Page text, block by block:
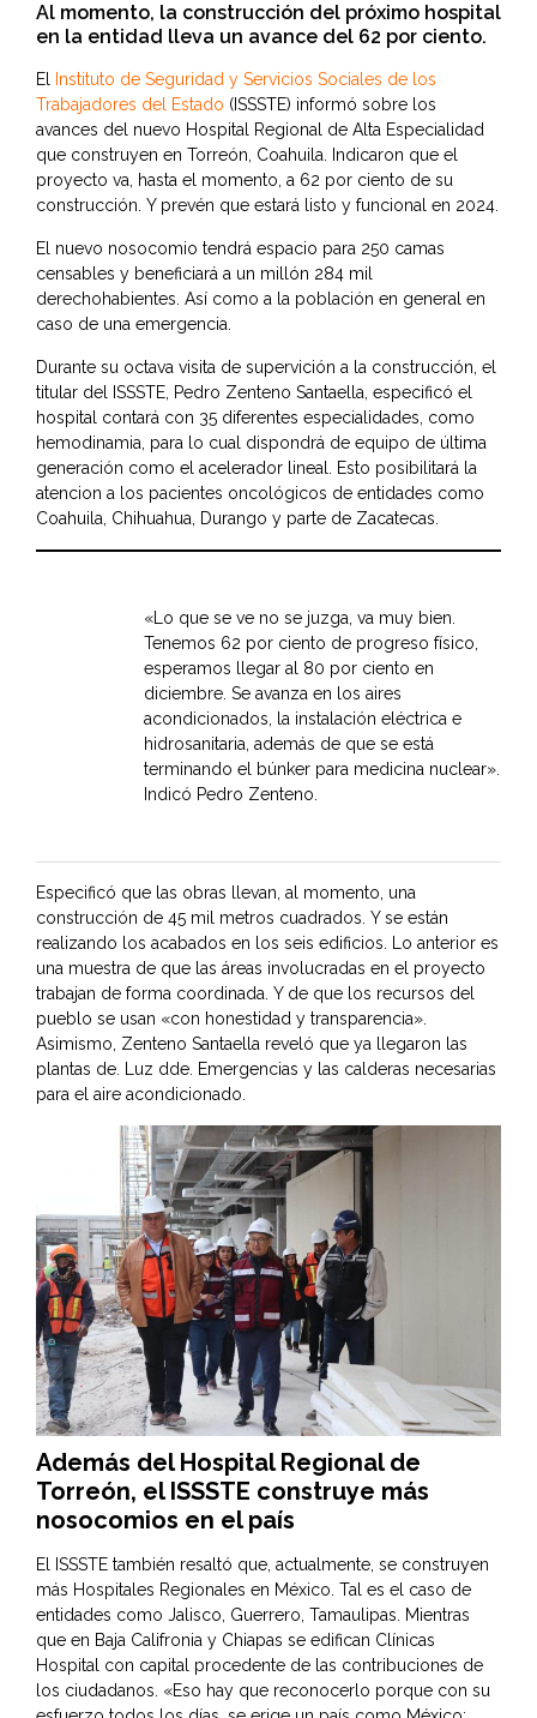
Al momento, la construcción del próximo hospital
en la entidad lleva un avance del 62 por ciento.
El Instituto de Seguridad y Servicios Sociales de los
Trabajadores del Estado (ISSSTE) informó sobre los
avances del nuevo Hospital Regional de Alta Especialidad
que construyen en Torreón, Coahuila. Indicaron que el
proyecto va, hasta el momento, a 62 por ciento de su
construcción. Y prevén que estará listo y funcional en 2024.
El nuevo nosocomio tendrá espacio para 250 camas
censables y beneficiará a un millón 284 mil
derechohabientes. Así como a la población en general en
caso de una emergencia.
Durante su octava visita de supervición a la construcción, el
titular del ISSSTE, Pedro Zenteno Santaella, especificó el
hospital contará con 35 diferentes especialidades, como
hemodinamia, para lo cual dispondrá de equipo de última
generación como el acelerador lineal. Esto posibilitará la
atencion a los pacientes oncológicos de entidades como
Coahuila, Chihuahua, Durango y parte de Zacatecas.
«Lo que se ve no se juzga, va muy bien.
Tenemos 62 por ciento de progreso físico,
esperamos llegar al 80 por ciento en
diciembre. Se avanza en los aires
acondicionados, la instalación eléctrica e
hidrosanitaria, además de que se está
terminando el búnker para medicina nuclear».
Indicó Pedro Zenteno.
Especificó que las obras llevan, al momento, una
construcción de 45 mil metros cuadrados. Y se están
realizando los acabados en los seis edificios. Lo anterior es
una muestra de que las áreas involucradas en el proyecto
trabajan de forma coordinada. Y de que los recursos del
pueblo se usan «con honestidad y transparencia».
Asimismo, Zenteno Santaella reveló que ya llegaron las
plantas de. Luz dde. Emergencias y las calderas necesarias
para el aire acondicionado.
Además del Hospital Regional de
Torreón, el ISSSTE construye más
nosocomios en el país
El ISSSTE también resaltó que, actualmente, se construyen
más Hospitales Regionales en México. Tal es el caso de
entidades como Jalisco, Guerrero, Tamaulipas. Mientras
que en Baja Califronia y Chiapas se edifican Clínicas
Hospital con capital procedente de las contribuciones de
los ciudadanos. «Eso hay que reconocerlo porque con su